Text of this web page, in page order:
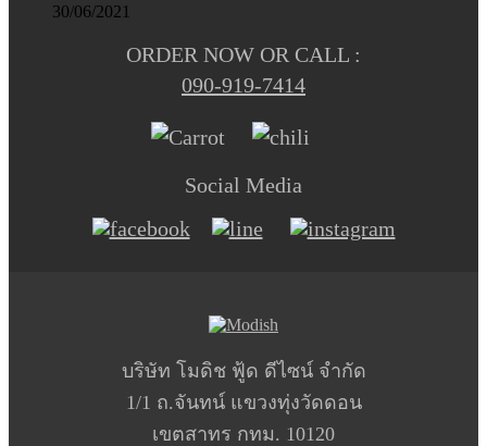
30/06/2021
ORDER NOW OR CALL :
090-919-7414
Social Media
บริษัท โมดิช ฟู้ด ดีไซน์ จำกัด
1/1 ถ.จันทน์ แขวงทุ่งวัดดอน
เขตสาทร กทม. 10120